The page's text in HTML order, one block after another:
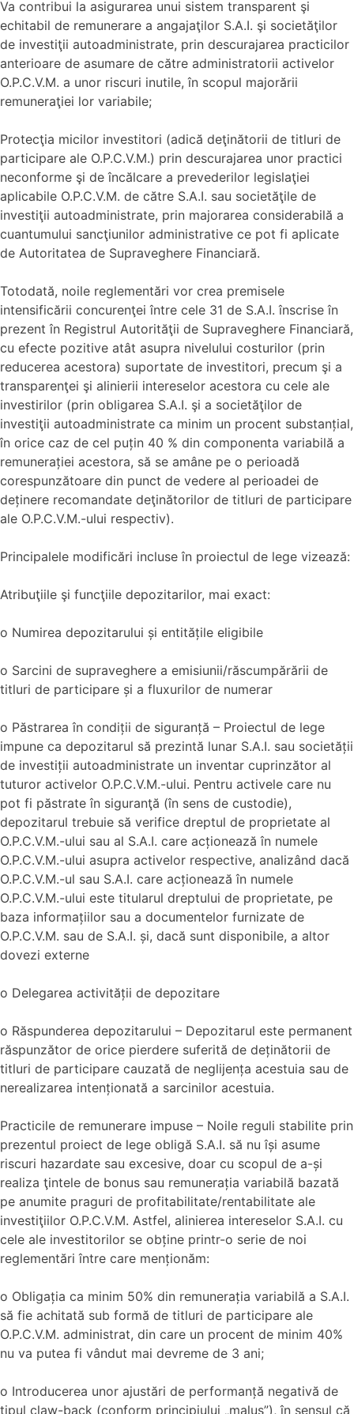
Va contribui la asigurarea unui sistem transparent şi
echitabil de remunerare a angajaţilor S.A.I. şi societăţilor
de investiţii autoadministrate, prin descurajarea practicilor
anterioare de asumare de către administratorii activelor
O.P.C.V.M. a unor riscuri inutile, în scopul majorării
remuneraţiei lor variabile;
Protecţia micilor investitori (adică deţinătorii de titluri de
participare ale O.P.C.V.M.) prin descurajarea unor practici
neconforme şi de încălcare a prevederilor legislaţiei
aplicabile O.P.C.V.M. de către S.A.I. sau societăţile de
investiţii autoadministrate, prin majorarea considerabilă a
cuantumului sancţiunilor administrative ce pot fi aplicate
de Autoritatea de Supraveghere Financiară.
Totodată, noile reglementări vor crea premisele
intensificării concurenţei între cele 31 de S.A.I. înscrise în
prezent în Registrul Autorităţii de Supraveghere Financiară,
cu efecte pozitive atât asupra nivelului costurilor (prin
reducerea acestora) suportate de investitori, precum şi a
transparenţei şi alinierii intereselor acestora cu cele ale
investirilor (prin obligarea S.A.I. şi a societăţilor de
investiţii autoadministrate ca minim un procent substanțial,
în orice caz de cel puțin 40 % din componenta variabilă a
remunerației acestora, să se amâne pe o perioadă
corespunzătoare din punct de vedere al perioadei de
deținere recomandate deţinătorilor de titluri de participare
ale O.P.C.V.M.-ului respectiv).
Principalele modificări incluse în proiectul de lege vizează:
Atribuţiile şi funcţiile depozitarilor, mai exact:
o Numirea depozitarului și entitățile eligibile
o Sarcini de supraveghere a emisiunii/răscumpărării de
titluri de participare și a fluxurilor de numerar
o Păstrarea în condiții de siguranță – Proiectul de lege
impune ca depozitarul să prezintă lunar S.A.I. sau societății
de investiții autoadministrate un inventar cuprinzător al
tuturor activelor O.P.C.V.M.-ului. Pentru activele care nu
pot fi păstrate în siguranţă (în sens de custodie),
depozitarul trebuie să verifice dreptul de proprietate al
O.P.C.V.M.-ului sau al S.A.I. care acționează în numele
O.P.C.V.M.-ului asupra activelor respective, analizând dacă
O.P.C.V.M.-ul sau S.A.I. care acționează în numele
O.P.C.V.M.-ului este titularul dreptului de proprietate, pe
baza informațiilor sau a documentelor furnizate de
O.P.C.V.M. sau de S.A.I. și, dacă sunt disponibile, a altor
dovezi externe
o Delegarea activității de depozitare
o Răspunderea depozitarului – Depozitarul este permanent
răspunzător de orice pierdere suferită de deținătorii de
titluri de participare cauzată de neglijența acestuia sau de
nerealizarea intenționată a sarcinilor acestuia.
Practicile de remunerare impuse – Noile reguli stabilite prin
prezentul proiect de lege obligă S.A.I. să nu își asume
riscuri hazardate sau excesive, doar cu scopul de a-și
realiza ţintele de bonus sau remunerația variabilă bazată
pe anumite praguri de profitabilitate/rentabilitate ale
investiţiilor O.P.C.V.M. Astfel, alinierea intereselor S.A.I. cu
cele ale investitorilor se obține printr-o serie de noi
reglementări între care menționăm:
o Obligația ca minim 50% din remunerația variabilă a S.A.I.
să fie achitată sub formă de titluri de participare ale
O.P.C.V.M. administrat, din care un procent de minim 40%
nu va putea fi vândut mai devreme de 3 ani;
o Introducerea unor ajustări de performanță negativă de
tipul claw-back (conform principiului „malus”), în sensul că